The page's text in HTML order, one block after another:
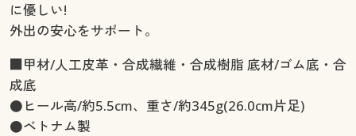
に優しい!
外出の安心をサポート。
■甲材/人工皮革・合成繊維・合成樹脂 底材/ゴム底・合
成底
●ヒール高/約5.5cm、重さ/約345g(26.0cm片足)
●ベトナム製